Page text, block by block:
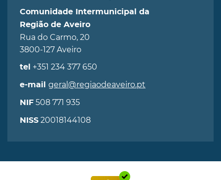
Comunidade Intermunicipal da
Região de Aveiro
Rua do Carmo, 20
3800-127 Aveiro
tel +351 234 377 650
e-mail geral@regiaodeaveiro.pt
NIF 508 771 935
NISS 20018144108